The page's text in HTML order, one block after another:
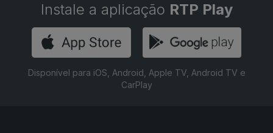
Instale a aplicação RTP Play
Disponível para iOS, Android, Apple TV, Android TV e
CarPlay